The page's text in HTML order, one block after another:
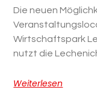
Die neuen
Wirtschaftspark
nutzt die
Weiterlesen